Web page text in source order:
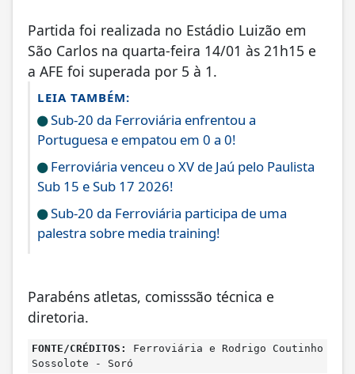
Partida foi realizada no Estádio Luizão em
São Carlos na quarta-feira 14/01 às 21h15 e
a AFE foi superada por 5 à 1.
LEIA TAMBÉM:
Sub-20 da Ferroviária enfrentou a
Portuguesa e empatou em 0 a 0!
Ferroviária venceu o XV de Jaú pelo Paulista
Sub 15 e Sub 17 2026!
Sub-20 da Ferroviária participa de uma
palestra sobre media training!
Parabéns atletas, comisssão técnica e
diretoria.
FONTE/CRÉDITOS:
Ferroviária e Rodrigo Coutinho
Sossolote - Soró